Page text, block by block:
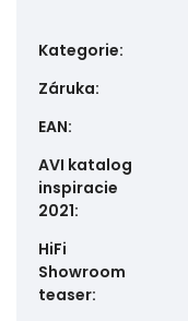
Kategorie:
Záruka:
EAN:
AVI katalog
inspiracie
2021:
HiFi
Showroom
teaser: